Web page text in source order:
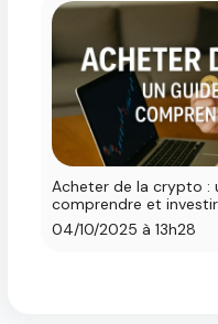
Acheter de la crypto :
comprendre et investir
04/10/2025 à 13h28